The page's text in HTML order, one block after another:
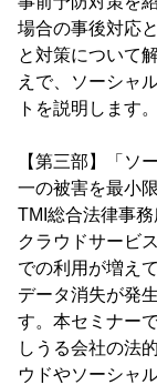
場合の事後対応
と対策について
えで、ソーシャ
トを説明します。
【第三部】「
一の被害を最小
TMI総合法律事
クラウドサービ
での利用が増え
データ消失が発
す。本セミナー
しうる会社の法
ウドやソーシャ